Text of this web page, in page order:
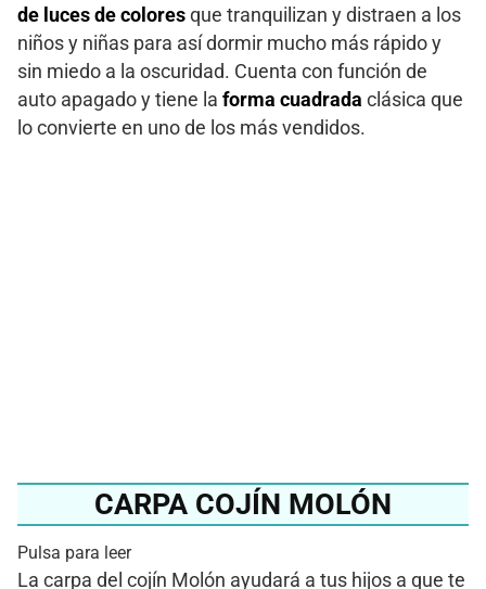
de luces de colores que tranquilizan y distraen a los
niños y niñas para así dormir mucho más rápido y
sin miedo a la oscuridad. Cuenta con función de
auto apagado y tiene la forma cuadrada clásica que
lo convierte en uno de los más vendidos.
CARPA COJÍN MOLÓN
Pulsa para leer
La carpa del cojín Molón ayudará a tus hijos a que te